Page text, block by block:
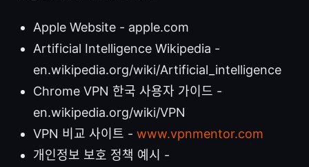
Apple Website - apple.com
Artificial Intelligence Wikipedia -
en.wikipedia.org/wiki/Artificial_intelligence
Chrome VPN 한국 사용자 가이드 -
en.wikipedia.org/wiki/VPN
VPN 비교 사이트 - www.vpnmentor.com
개인정보 보호 정책 예시 -